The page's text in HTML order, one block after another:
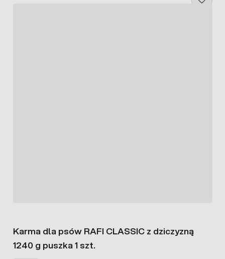
Karma dla psów RAFI CLASSIC z dziczyzną
1240 g puszka 1 szt.